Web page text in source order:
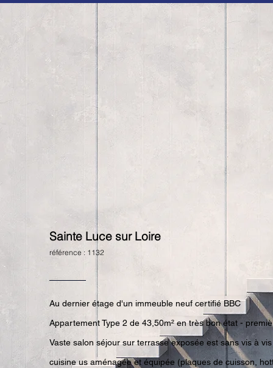
Sainte Luce sur Loire
référence : 1132
Au dernier étage d'un immeuble neuf certifié BBC
Appartement Type 2 de 43,50m² en très bon état -
Vaste salon séjour sur terrasse exposée est sans vis à vis
cuisine us aménagée et équipée (plaques de cuisson,